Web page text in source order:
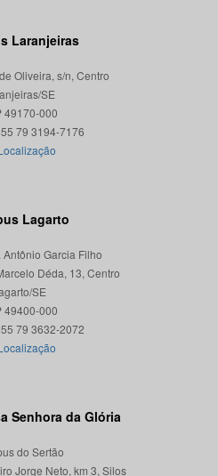
Laranjeiras
Oliveira, s/n, Centro
SE
49170-000
Lagarto
Antônio Garcia Filho
Déda, 13, Centro
SE
49400-000
Senhora da Glória
do Sertão
Jorge Neto, km 3, Silos